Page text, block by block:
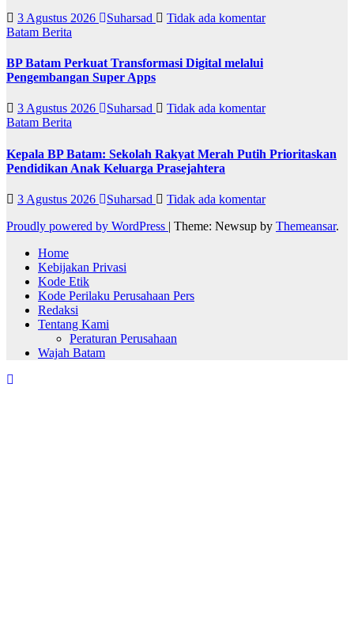
3 Agustus 2026 Suharsad
Tidak ada komentar
Batam Berita
BP Batam Perkuat Transformasi Digital melalui
Pengembangan Super Apps
3 Agustus 2026 Suharsad
Tidak ada komentar
Batam Berita
Kepala BP Batam: Sekolah Rakyat Merah Putih Prioritaskan
Pendidikan Anak Keluarga Prasejahtera
3 Agustus 2026 Suharsad
Tidak ada komentar
Proudly powered by WordPress | Theme: Newsup by Themeansar.
Home
Kebijakan Privasi
Kode Etik
Kode Perilaku Perusahaan Pers
Redaksi
Tentang Kami
Peraturan Perusahaan
Wajah Batam